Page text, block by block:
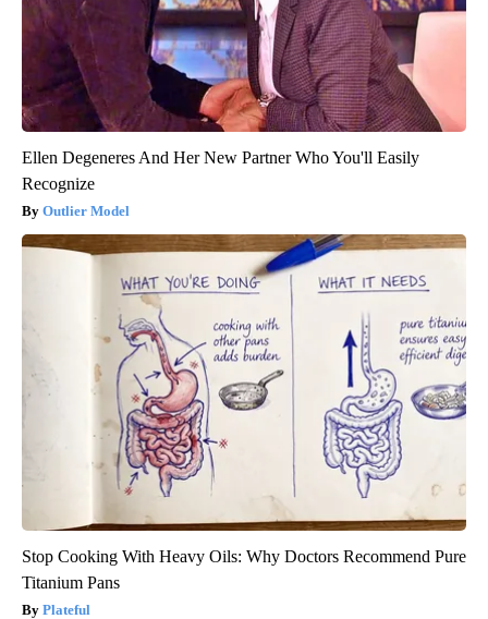
Ellen Degeneres And Her New Partner Who You'll Easily
Recognize
Outlier Model
Stop Cooking With Heavy Oils: Why Doctors Recommend Pure
Titanium Pans
Plateful